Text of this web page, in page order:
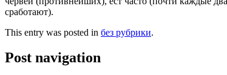
сработают).
This entry was posted in без рубрики.
Post navigation